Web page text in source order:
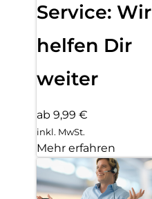
Service: Wir
helfen Dir
weiter
ab 9,99 €
inkl. MwSt.
Mehr erfahren